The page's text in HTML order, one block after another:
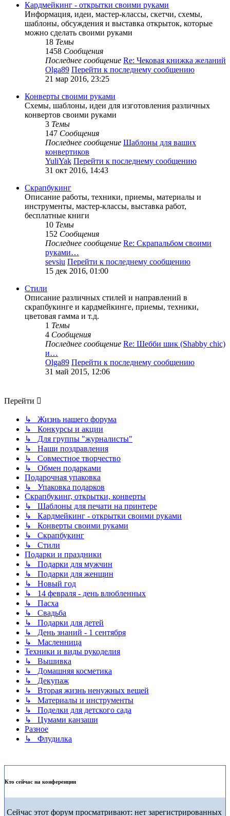
Кардмейкинг - открытки своими руками
Информация, идеи, мастер-классы, скетчи, схемы,
шаблоны, обсуждения и выставка открыток, которые
можно сделать своими руками
18 Темы
1458 Сообщения
Последнее сообщение Re: Чековая книжка желаний
Olga89 Перейти к последнему сообщению
21 мар 2016, 23:25
Конверты своими руками
Схемы, шаблоны, идеи для изготовления различных
конвертов своими руками
3 Темы
147 Сообщения
Последнее сообщение Шаблоны для ваших
конвертиков
YuliYak Перейти к последнему сообщению
31 окт 2016, 14:43
Скрапбукинг
Описание работы, техники, приемы, материалы и
инструменты, мастер-классы, выставка работ,
бесплатные книги
10 Темы
152 Сообщения
Последнее сообщение Re: Скрапальбом своими
руками…
sevsiu Перейти к последнему сообщению
15 дек 2016, 01:00
Стили
Описание различных стилей и направлений в
скрапбукинге и кардмейкинге, приемы, техники,
цветовая гамма и т.д.
1 Темы
4 Сообщения
Последнее сообщение Re: Шебби шик (Shabby chic)
и…
Olga89 Перейти к последнему сообщению
31 май 2015, 12:06
Перейти
↳ Жизнь нашего форума
↳ Конкурсы и акции
↳ Для группы "журналисты"
↳ Наши поздравления
↳ Совместное творчество
↳ Обмен подарками
Подарочная упаковка
↳ Упаковка подарков
Скрапбукинг, открытки, конверты
↳ Шаблоны для печати на принтере
↳ Кардмейкинг - открытки своими руками
↳ Конверты своими руками
↳ Скрапбукинг
↳ Стили
Подарки и праздники
↳ Подарки для мужчин
↳ Подарки для женщин
↳ Новый год
↳ 14 февраля - день влюбленных
↳ Пасха
↳ Свадьба
↳ Подарки для детей
↳ День знаний - 1 сентября
↳ Масленница
Техники и виды рукоделия
↳ Вышивка
↳ Домашняя косметика
↳ Декупаж
↳ Вторая жизнь ненужных вещей
↳ Материалы и инструменты
↳ Поделки для детского сада
↳ Цумами канзаши
Разное
↳ Флудилка
Кто сейчас на конференции
Сейчас этот форум просматривают: нет зарегистрированных